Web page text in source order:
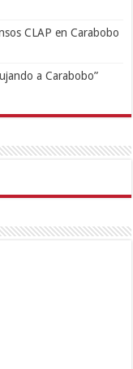
CLAP en Carabobo
a Carabobo”